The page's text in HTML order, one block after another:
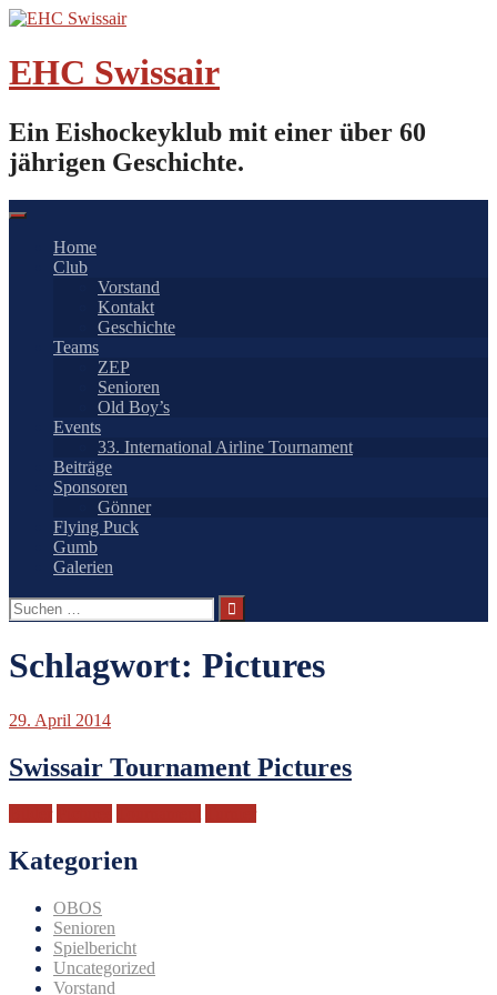
Springe
Inhalt
EHC Swissair
Ein Eishockeyklub mit einer über 60
jährigen Geschichte.
Home
Club
Vorstand
Kontakt
Geschichte
Teams
ZEP
Senioren
Old Boy’s
Events
33. International Airline Tournament
Beiträge
Sponsoren
Gönner
Flying Puck
Gumb
Galerien
Suchen
nach:
Schlagwort: Pictures
29. April 2014
Swissair Tournament Pictures
Kategorien
OBOS
Senioren
Spielbericht
Uncategorized
Vorstand